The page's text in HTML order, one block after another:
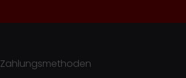
Zahlungsmethoden